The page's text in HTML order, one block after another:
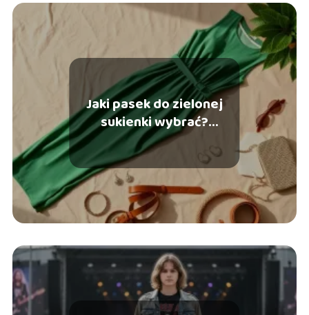
Jaki pasek do zielonej
sukienki wybrać?
Praktyczny przewodnik